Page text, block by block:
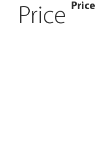
Price Price